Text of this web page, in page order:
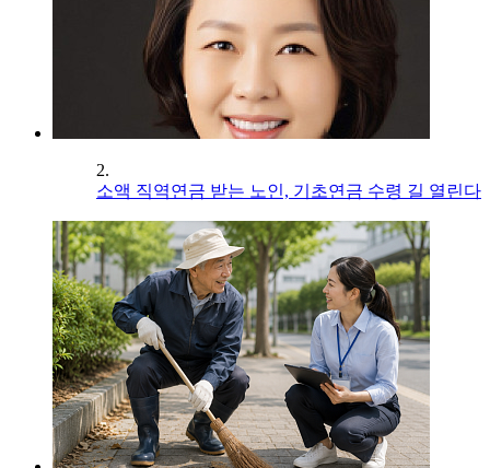
2.
소액 직역연금 받는 노인, 기초연금 수령 길 열린다